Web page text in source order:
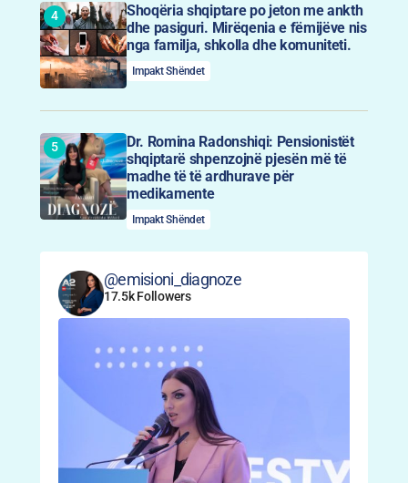
Shoqëria shqiptare po jeton me ankth
dhe pasiguri. Mirëqenia e fëmijëve nis
nga familja, shkolla dhe komuniteti.
Impakt Shëndet
Dr. Romina Radonshiqi: Pensionistët
shqiptarë shpenzojnë pjesën më të
madhe të të ardhurave për
medikamente
Impakt Shëndet
@emisioni_diagnoze
17.5k Followers